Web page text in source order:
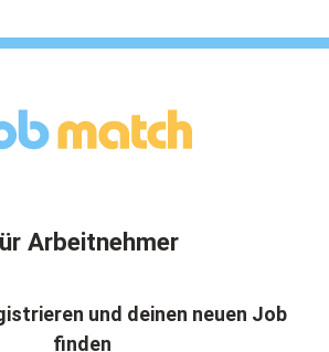
Arbeitnehmer
und deinen neuen Job
finden